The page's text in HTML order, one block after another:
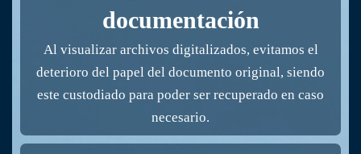
documentación
Al visualizar archivos digitalizados, evitamos el
deterioro del papel del documento original, siendo
este custodiado para poder ser recuperado en caso
necesario.